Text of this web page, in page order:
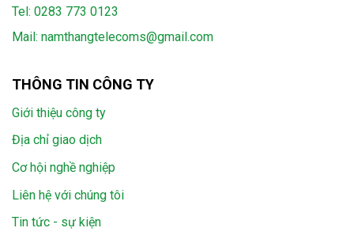
Tel: 0283 773 0123
Mail: namthangtelecoms@gmail.com
THÔNG TIN CÔNG TY
Giới thiệu công ty
Địa chỉ giao dịch
Cơ hội nghề nghiệp
Liên hệ với chúng tôi
Tin tức - sự kiện